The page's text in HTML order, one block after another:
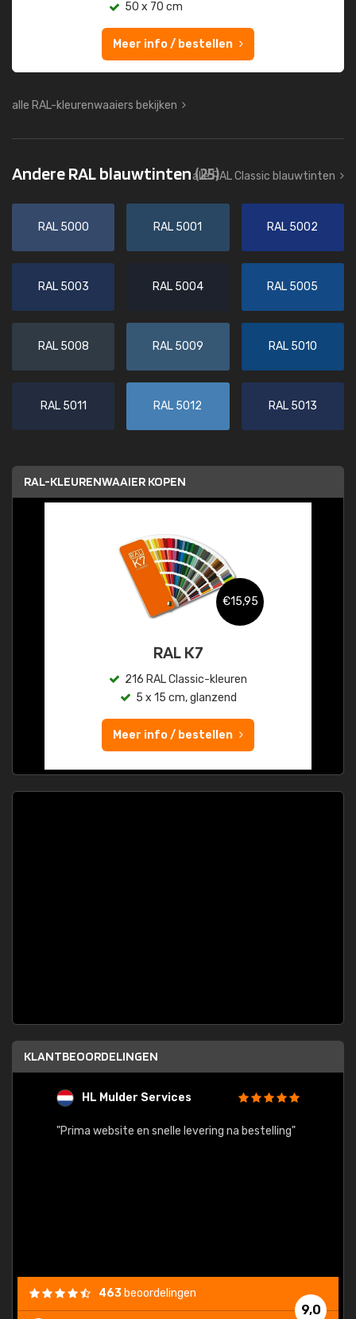
50 x 70 cm
Meer info / bestellen
alle RAL-kleurenwaaiers bekijken
Andere RAL blauwtinten(25)
alle RAL Classic blauwtinten
RAL 5000 RAL 5001 RAL 5002
RAL 5003 RAL 5004 RAL 5005
RAL 5008 RAL 5009 RAL 5010
RAL 5011 RAL 5012 RAL 5013
RAL-KLEURENWAAIER KOPEN
€15,95
RAL K7
216 RAL Classic-kleuren
5 x 15 cm, glanzend
Meer info / bestellen
KLANTBEOORDELINGEN
HL Mulder Services
"Prima website en snelle levering na bestelling"
9,0
463 beoordelingen